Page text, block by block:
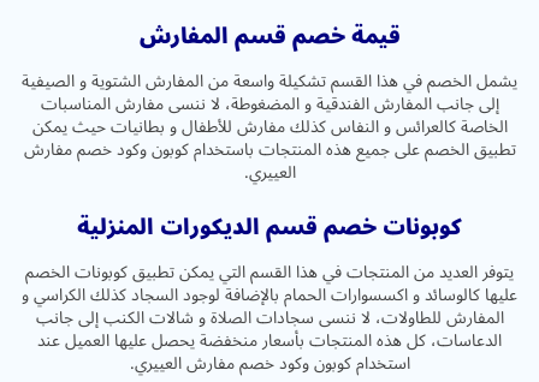
قيمة خصم قسم المفارش
يشمل الخصم في هذا القسم تشكيلة واسعة من المفارش الشتوية و الصيفية
إلى جانب المفارش الفندقية و المضغوطة، لا ننسى مفارش المناسبات
الخاصة كالعرائس و النفاس كذلك مفارش للأطفال و بطانيات حيث يمكن
تطبيق الخصم على جميع هذه المنتجات باستخدام كوبون وكود خصم مفارش
العييري.
كوبونات خصم قسم الديكورات المنزلية
يتوفر العديد من المنتجات في هذا القسم التي يمكن تطبيق كوبونات الخصم
عليها كالوسائد و اكسسوارات الحمام بالإضافة لوجود السجاد كذلك الكراسي و
المفارش للطاولات، لا ننسى سجاداتالصلاةو شالات الكنب إلى جانب
الدعاسات، كل هذه المنتجات بأسعار منخفضة يحصل عليها العميل عند
استخدام كوبون وكود خصم مفارش العييري.